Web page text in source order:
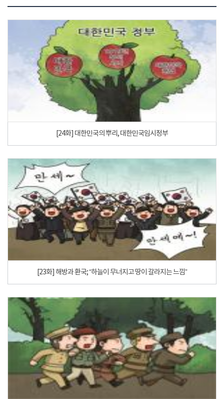
[24화] 대한민국의 뿌리, 대한민국임시정부
[23화] 해방과 환국; “하늘이 무너지고 땅이 갈라지는 느낌”